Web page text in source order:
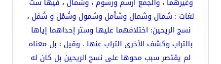
لغات : شمال وشمال وشأمل وشمول وشَمْل و شَمَل ،
نسج الريحين: اختلافهما عليها وستر إحداهما إياها
بالتراب وكشف الأخرى التراب عنها . وقيل : بل معناه
لم يقتصر سبب محوها على نسج الريحين بل كان له